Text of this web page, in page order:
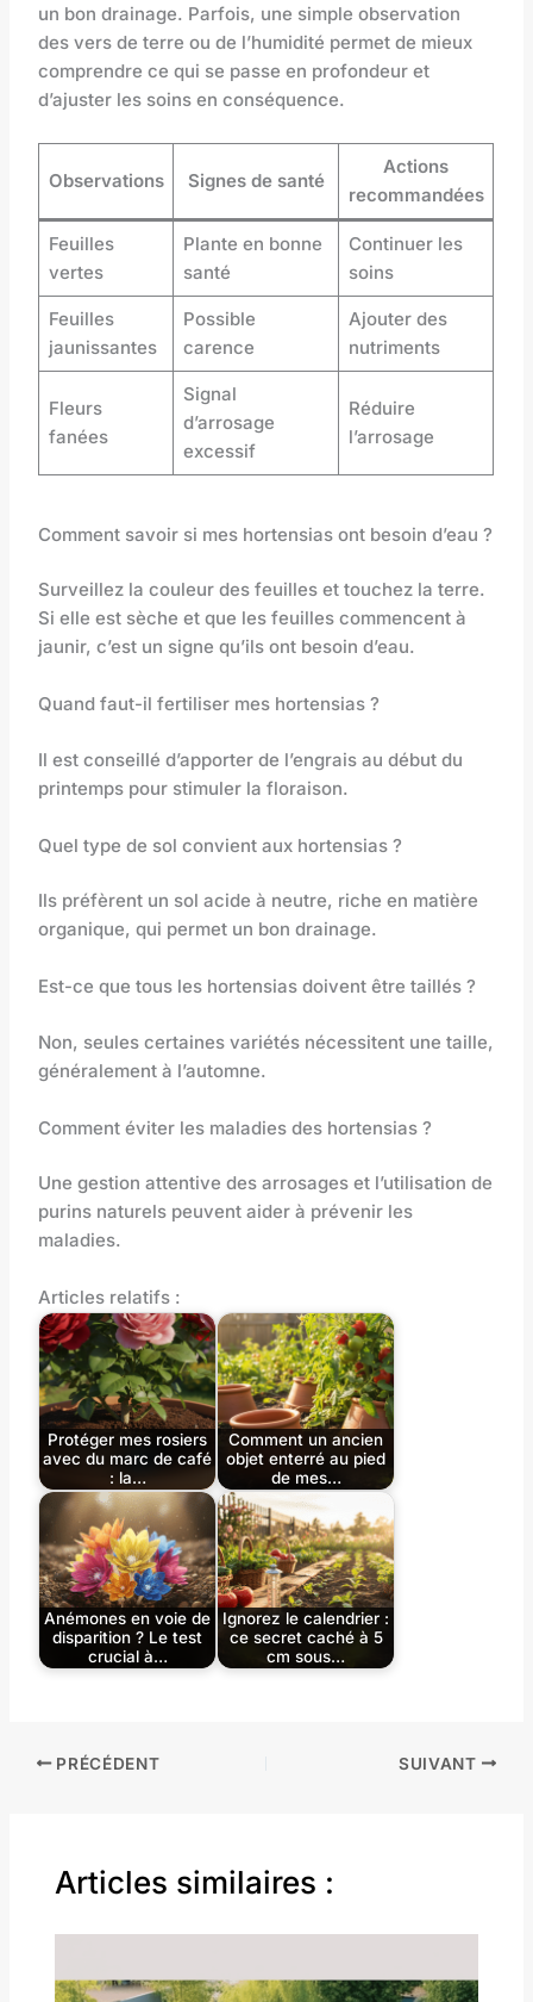
un bon drainage. Parfois, une simple observation
des vers de terre ou de l’humidité permet de mieux
comprendre ce qui se passe en profondeur et
d’ajuster les soins en conséquence.
Observations Signes de santé
Actions
recommandées
Feuilles
vertes
Plante en bonne
santé
Continuer les
soins
Feuilles
jaunissantes
Possible
carence
Ajouter des
nutriments
Fleurs
fanées
Signal
d’arrosage
excessif
Réduire
l’arrosage
Comment savoir si mes hortensias ont besoin d’eau ?
Surveillez la couleur des feuilles et touchez la terre.
Si elle est sèche et que les feuilles commencent à
jaunir, c’est un signe qu’ils ont besoin d’eau.
Quand faut-il fertiliser mes hortensias ?
Il est conseillé d’apporter de l’engrais au début du
printemps pour stimuler la floraison.
Quel type de sol convient aux hortensias ?
Ils préfèrent un sol acide à neutre, riche en matière
organique, qui permet un bon drainage.
Est-ce que tous les hortensias doivent être taillés ?
Non, seules certaines variétés nécessitent une taille,
généralement à l’automne.
Comment éviter les maladies des hortensias ?
Une gestion attentive des arrosages et l’utilisation de
purins naturels peuvent aider à prévenir les
maladies.
Articles relatifs :
Protéger mes rosiers
avec du marc de café
: la…
Comment un ancien
objet enterré au pied
de mes…
Anémones en voie de
disparition ? Le test
crucial à…
Ignorez le calendrier :
ce secret caché à 5
cm sous…
PRÉCÉDENT SUIVANT
Articles similaires :